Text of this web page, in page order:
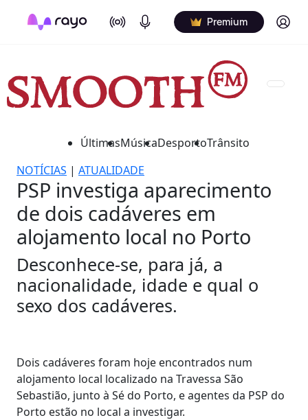
On Air Podcasts Premium Log in
ÚltimasMúsicaDesportoTrânsito
NOTÍCIAS | ATUALIDADE
PSP investiga aparecimento
de dois cadáveres em
alojamento local no Porto
Desconhece-se, para já, a
nacionalidade, idade e qual o
sexo dos cadáveres.
Dois cadáveres foram hoje encontrados num
alojamento local localizado na Travessa São
Sebastião, junto à Sé do Porto, e agentes da PSP do
Porto estão no local a investigar.